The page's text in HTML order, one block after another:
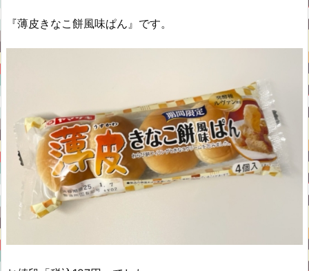
『薄皮きなこ餅風味ぱん』です。